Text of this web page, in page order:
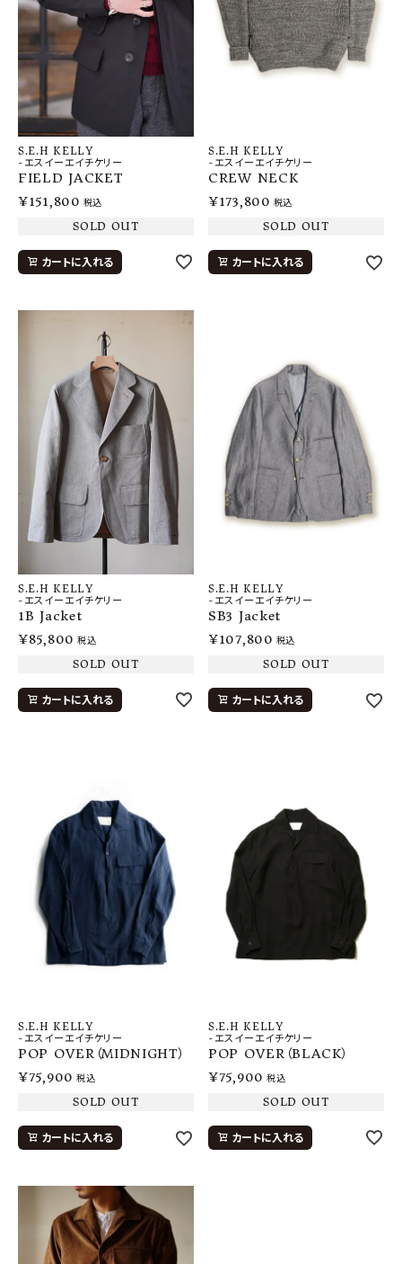
S.E.H KELLY
-エスイーエイチケリー
FIELD JACKET
¥151,800 税込
SOLD OUT
カートに入れる
S.E.H KELLY
-エスイーエイチケリー
CREW NECK
¥173,800 税込
SOLD OUT
カートに入れる
S.E.H KELLY
-エスイーエイチケリー
1B Jacket
¥85,800 税込
SOLD OUT
カートに入れる
S.E.H KELLY
-エスイーエイチケリー
SB3 Jacket
¥107,800 税込
SOLD OUT
カートに入れる
S.E.H KELLY
-エスイーエイチケリー
POP OVER（MIDNIGHT）
¥75,900 税込
SOLD OUT
カートに入れる
S.E.H KELLY
-エスイーエイチケリー
POP OVER（BLACK）
¥75,900 税込
SOLD OUT
カートに入れる